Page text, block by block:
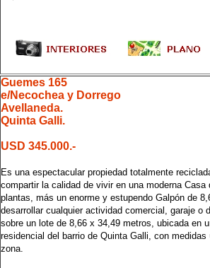
Guemes 165
e/Necochea y Dorrego
Avellaneda.
Quinta Galli.
USD 345.000.-
Es una espectacular propiedad totalmente
compartir la calidad de vivir en una moderna Casa
plantas, más un enorme y estupendo Galpón de
desarrollar cualquier actividad comercial, garaje o
sobre un lote de 8,66 x 34,49 metros, ubicada en
residencial del barrio de Quinta Galli, con
zona.